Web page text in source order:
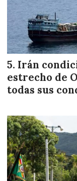
Irán
estrecho de
todas sus